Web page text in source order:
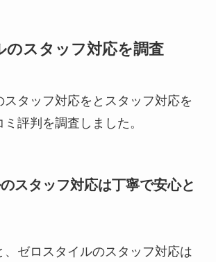
のスタッフ対応を調査
スタッフ対応をとスタッフ対応を
評判を調査しました。
スタッフ対応は丁寧で安心と
、ゼロスタイルのスタッフ対応は